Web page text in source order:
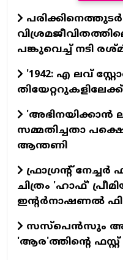
പങ്കുവെച്ച് നടി
'1942: എ ലവ്
തിയേറ്ററുകളിലേക്ക്
'അഭിനയിക്കാന്‍
സമ്മതിച്ചതാ
ആന്തണി
ഫ്രാഗ്രന്റ്
ചിത്രം 'ഹാഫ്'
ഇന്റര്‍നാഷണല്‍
സസ്പെന്‍സും
'ആര'ത്തിന്റെ